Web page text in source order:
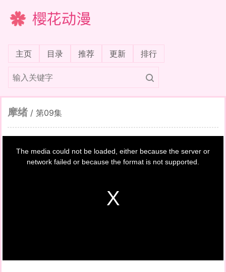
樱花动漫
主页(current)
目录 推荐 更新 排行
摩绪 / 第09集